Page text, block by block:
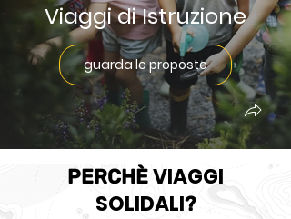
Viaggi di Istruzione
guarda le proposte
PERCHÈVIAGGI
SOLIDALI?